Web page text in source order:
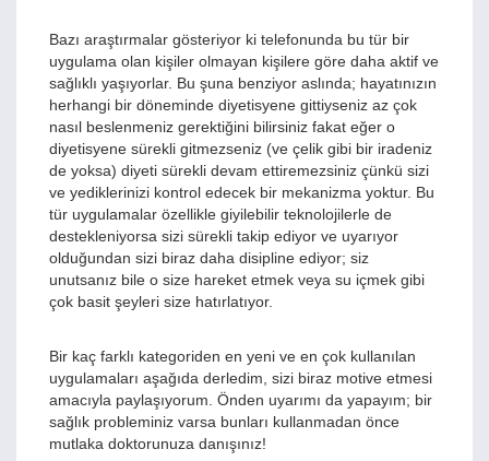
Bazı araştırmalar gösteriyor ki telefonunda bu tür bir
uygulama olan kişiler olmayan kişilere göre daha aktif ve
sağlıklı yaşıyorlar. Bu şuna benziyor aslında; hayatınızın
herhangi bir döneminde diyetisyene gittiyseniz az çok
nasıl beslenmeniz gerektiğini bilirsiniz fakat eğer o
diyetisyene sürekli gitmezseniz (ve çelik gibi bir iradeniz
de yoksa) diyeti sürekli devam ettiremezsiniz çünkü sizi
ve yediklerinizi kontrol edecek bir mekanizma yoktur. Bu
tür uygulamalar özellikle giyilebilir teknolojilerle de
destekleniyorsa sizi sürekli takip ediyor ve uyarıyor
olduğundan sizi biraz daha disipline ediyor; siz
unutsanız bile o size hareket etmek veya su içmek gibi
çok basit şeyleri size hatırlatıyor.
Bir kaç farklı kategoriden en yeni ve en çok kullanılan
uygulamaları aşağıda derledim, sizi biraz motive etmesi
amacıyla paylaşıyorum. Önden uyarımı da yapayım; bir
sağlık probleminiz varsa bunları kullanmadan önce
mutlaka doktorunuza danışınız!